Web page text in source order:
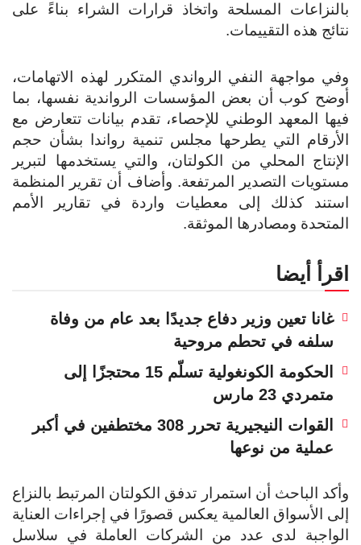
بالنزاعات المسلحة واتخاذ قرارات الشراء بناءً على
نتائج هذه التقييمات.
وفي مواجهة النفي الرواندي المتكرر لهذه الاتهامات،
أوضح كوب أن بعض المؤسسات الرواندية نفسها، بما
فيها المعهد الوطني للإحصاء، تقدم بيانات تتعارض مع
الأرقام التي يطرحها مجلس تنمية رواندا بشأن حجم
الإنتاج المحلي من الكولتان، والتي يستخدمها لتبرير
مستويات التصدير المرتفعة. وأضاف أن تقرير المنظمة
استند كذلك إلى معطيات واردة في تقارير الأمم
المتحدة ومصادرها الموثقة.
اقرأ أيضا
غانا تعين وزير دفاع جديدًا بعد عام من وفاة
سلفه في تحطم مروحية
الحكومة الكونغولية تسلّم 15 محتجزًا إلى
متمردي 23 مارس
القوات النيجيرية تحرر 308 مختطفين في أكبر
عملية من نوعها
وأكد الباحث أن استمرار تدفق الكولتان المرتبط بالنزاع
إلى الأسواق العالمية يعكس قصورًا في إجراءات العناية
الواجبة لدى عدد من الشركات العاملة في سلاسل